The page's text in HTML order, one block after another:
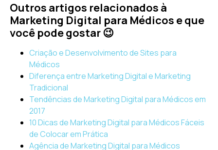
Outros artigos relacionados à
Marketing Digital para Médicos e que
você pode gostar 😉
Criação e Desenvolvimento de Sites para
Médicos
Diferença entre Marketing Digital e Marketing
Tradicional
Tendências de Marketing Digital para Médicos em
2017
10 Dicas de Marketing Digital para Médicos Fáceis
de Colocar em Prática
Agência de Marketing Digital para Médicos